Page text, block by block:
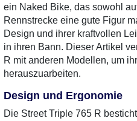
ein Naked Bike, das sowohl
Rennstrecke eine gute Figur
Design und ihrer kraftvollen
in ihren Bann. Dieser Artikel
R mit anderen Modellen, um
herauszuarbeiten.
Design und Ergonomie
Die Street Triple 765 R